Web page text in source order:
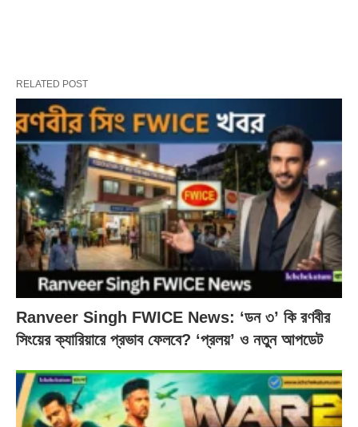
RELATED POST
Ranveer Singh FWICE News: ‘ডন ৩’ কি রণবীর
সিংয়ের ক্যারিয়ারে প্রভাব ফেলবে? ‘প্রলয়’ ও নতুন আপডেট